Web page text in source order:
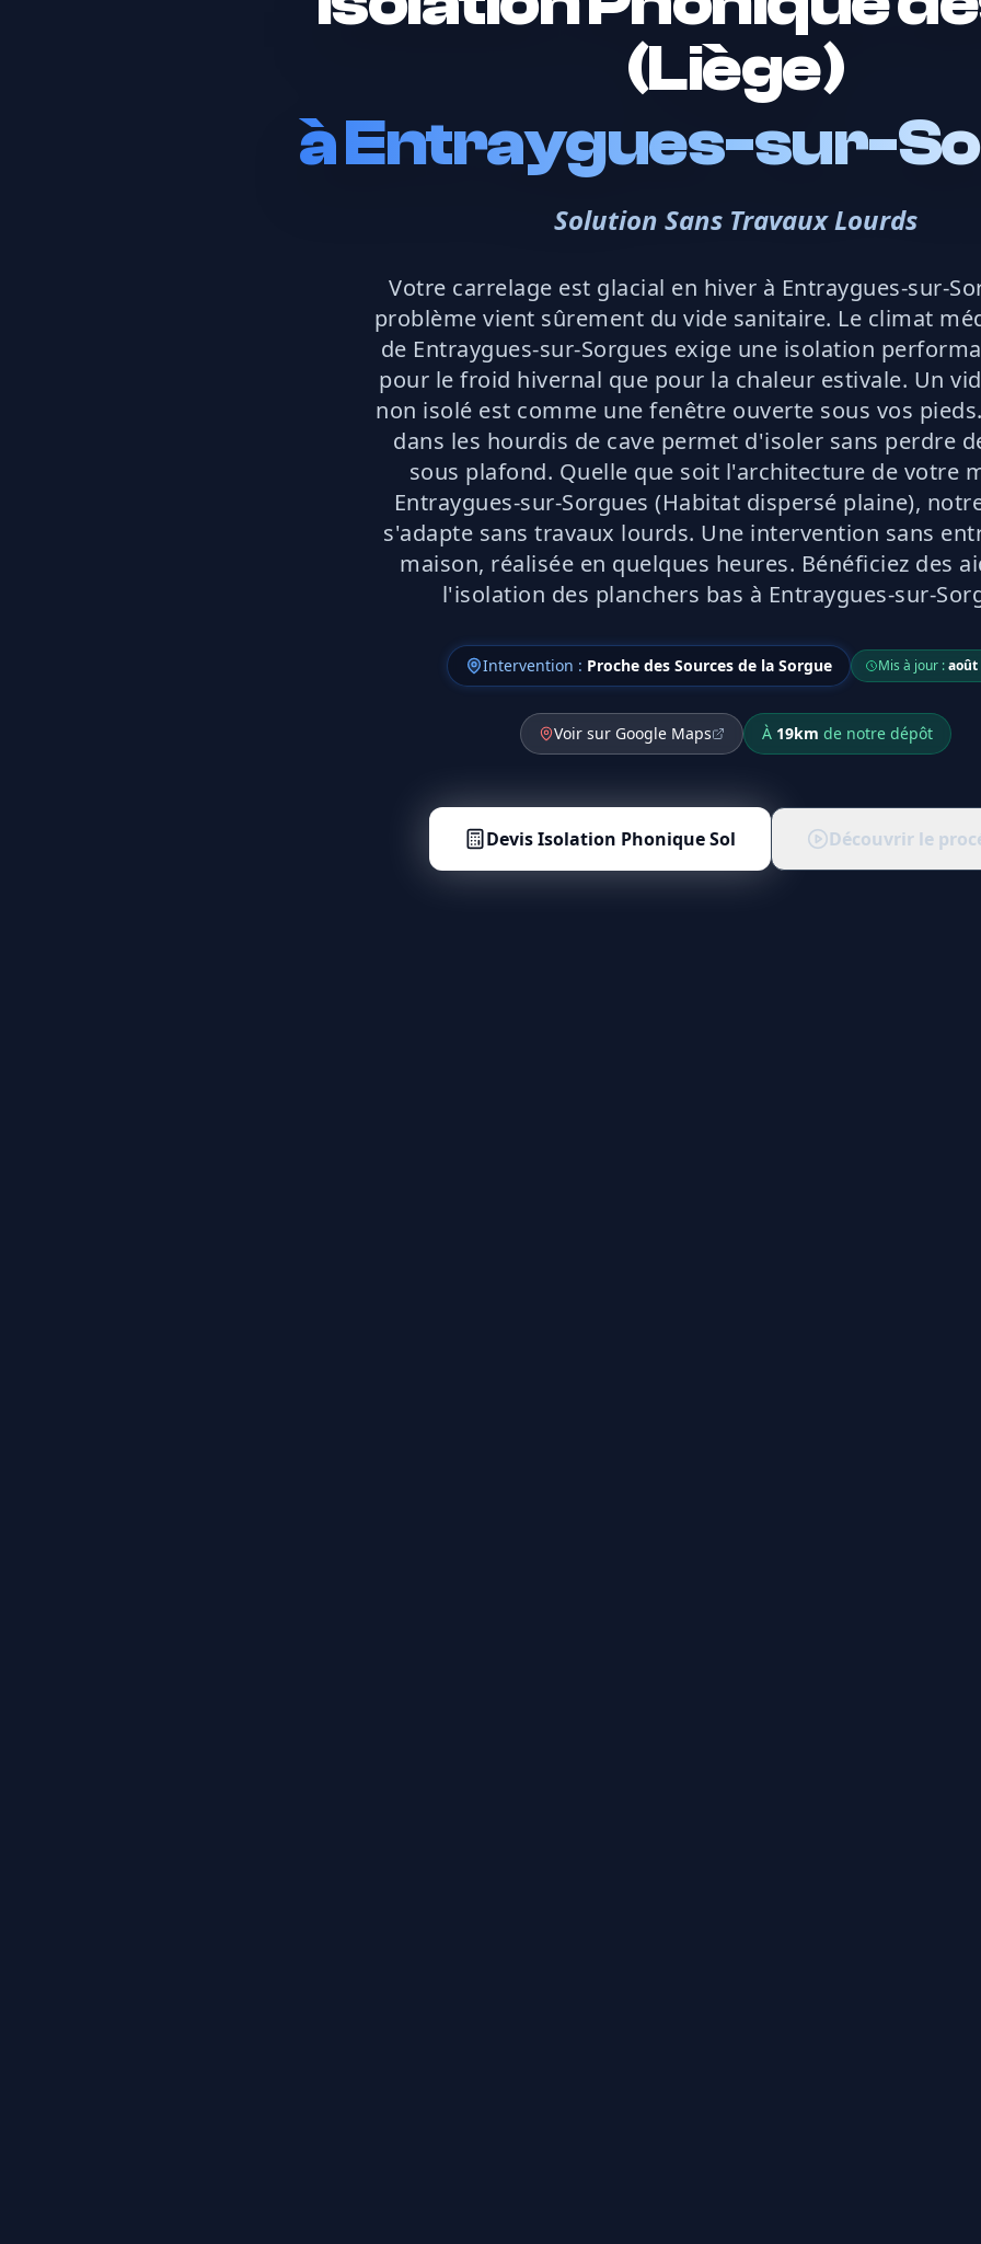
(Liège)
àEntraygues-sur-
Solution Sans Travaux Lourds
Votre carrelage est glacial en hiver à Entraygues-sur-
problème vient sûrement du vide sanitaire. Le climat
de Entraygues-sur-Sorgues exige une isolation
pour le froid hivernal que pour la chaleur estivale. Un
non isolé est comme une fenêtre ouverte sous vos
dans les hourdis de cave permet d'isoler sans perdre
sous plafond. Quelle que soit l'architecture de votre
Entraygues-sur-Sorgues (Habitat dispersé plaine),
s'adapte sans travaux lourds. Une intervention sans
maison, réalisée en quelques heures. Bénéficiez des
l'isolation des planchers bas à Entraygues-sur-
Intervention : Proche des Sources de la Sorgue Mis à jour :août
Voir sur Google Maps À 19km de notre dépôt
DevisIsolation Phonique Sol Découvrir le